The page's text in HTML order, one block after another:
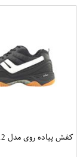
کفش پیاده روی مدل 00212